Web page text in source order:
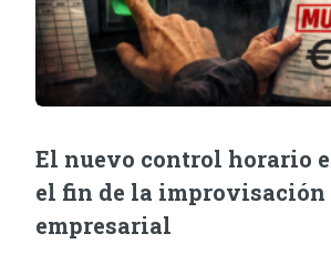
El nuevo control horario
el fin de la improvisación
empresarial